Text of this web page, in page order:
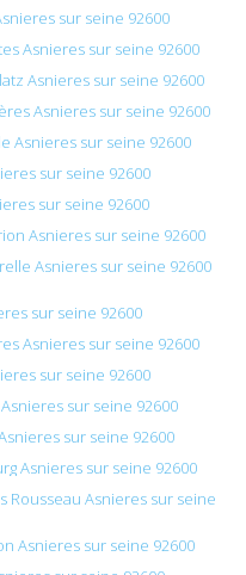
sur seine 92600
Asnieres sur seine 92600
Asnieres sur seine 92600
Asnieres sur seine 92600
Asnieres sur seine 92600
sur seine 92600
sur seine 92600
Asnieres sur seine 92600
Asnieres sur seine 92600
sur seine 92600
Asnieres sur seine 92600
sur seine 92600
sur seine 92600
sur seine 92600
Asnieres sur seine 92600
Rousseau Asnieres sur seine
Asnieres sur seine 92600